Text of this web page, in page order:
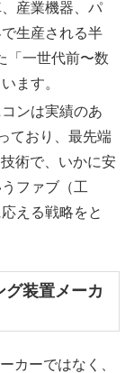
産業機器、パ
生産される半
「一世代前〜数
ます。
ンは実績のあ
ており、最先端
術で、いかに安
ファブ（工
える戦略をと
装置メーカ
カーではなく、